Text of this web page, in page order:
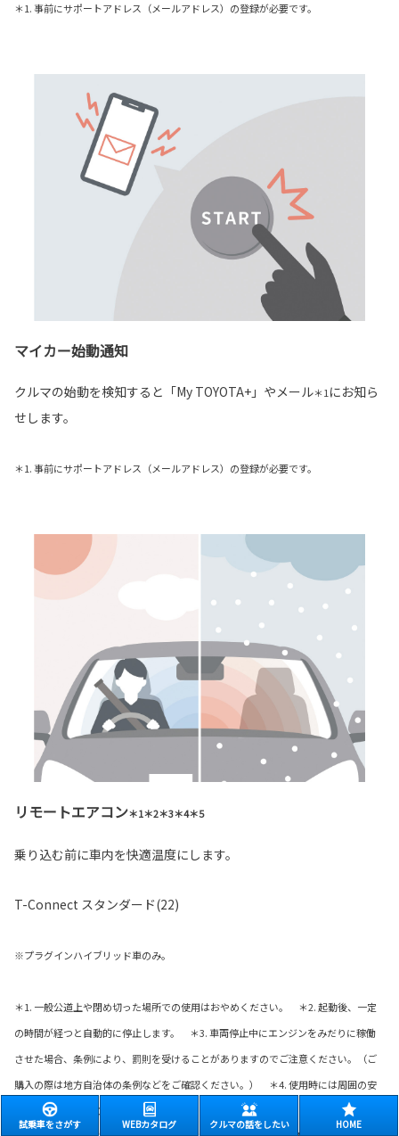
＊1. 事前にサポートアドレス（メールアドレス）の登録が必要です。
マイカー始動通知
クルマの始動を検知すると「My TOYOTA+」やメール＊1にお知ら
せします。
＊1. 事前にサポートアドレス（メールアドレス）の登録が必要です。
リモートエアコン＊1＊2＊3＊4＊5
乗り込む前に車内を快適温度にします。
T-Connect スタンダード(22)
※プラグインハイブリッド車のみ。
＊1. 一般公道上や閉め切った場所での使用はおやめください。 ＊2. 起動後、一定
の時間が経つと自動的に停止します。 ＊3. 車両停止中にエンジンをみだりに稼働
させた場合、条例により、罰則を受けることがありますのでご注意ください。（ご
購入の際は地方自治体の条例などをご確認ください。） ＊4. 使用時には周囲の安
全を十分にご確認の上ご使用ください。 ＊5. リモートエアコンは次のような場合
試乗車をさがす WEBカタログ クルマの話をしたい HOME